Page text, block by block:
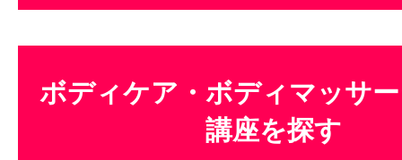
サイトマッ
ボディケア・ボディマッサ
講座を探す